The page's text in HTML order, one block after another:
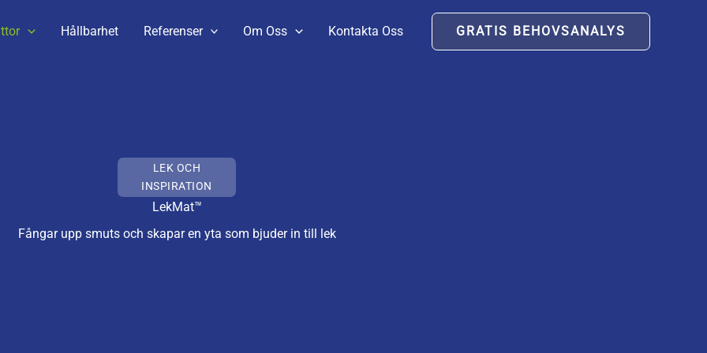
Hållbarhet Referenser Om Oss Kontakta Oss GRATIS BEHOVSANALYS
LEK OCH
INSPIRATION
LekMat™
Fångar upp smuts och skapar en yta som bjuder in till lek